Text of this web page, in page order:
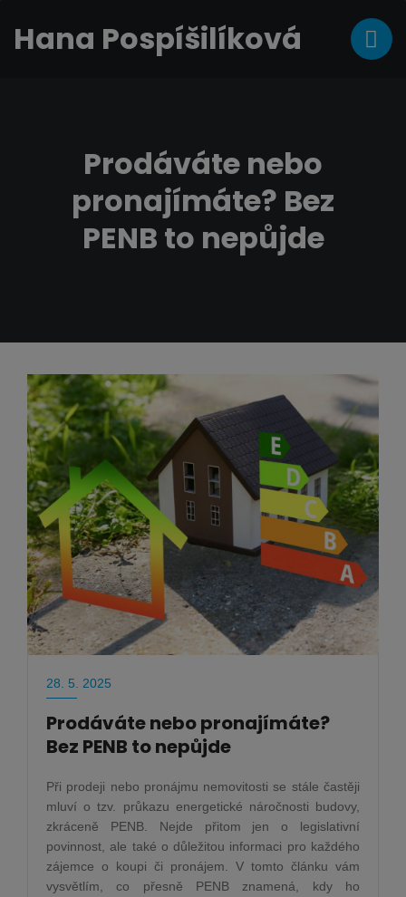
Hana Pospíšilíková
Prodáváte nebo
pronajímáte? Bez
PENB to nepůjde
28. 5. 2025
Prodáváte nebo pronajímáte?
Bez PENB to nepůjde
Při prodeji nebo pronájmu nemovitosti se stále častěji
mluví o tzv. průkazu energetické náročnosti budovy,
zkráceně PENB. Nejde přitom jen o legislativní
povinnost, ale také o důležitou informaci pro každého
zájemce o koupi či pronájem. V tomto článku vám
vysvětlím, co přesně PENB znamená, kdy ho